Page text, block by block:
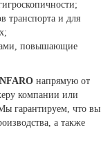
транспорта и для
повышающие
напрямую от
компании или
гарантируем, что вы
а также